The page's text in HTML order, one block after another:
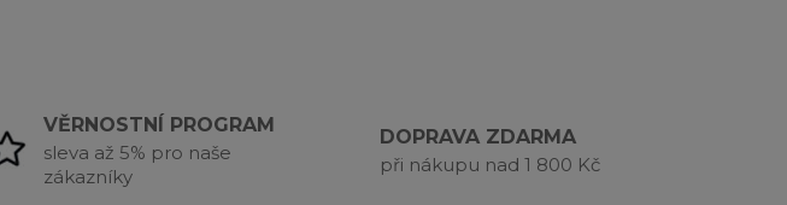
VĚRNOSTNÍ PROGRAM
sleva až 5% pro naše
zákazníky
DOPRAVA ZDARMA
při nákupu nad 1 800 Kč